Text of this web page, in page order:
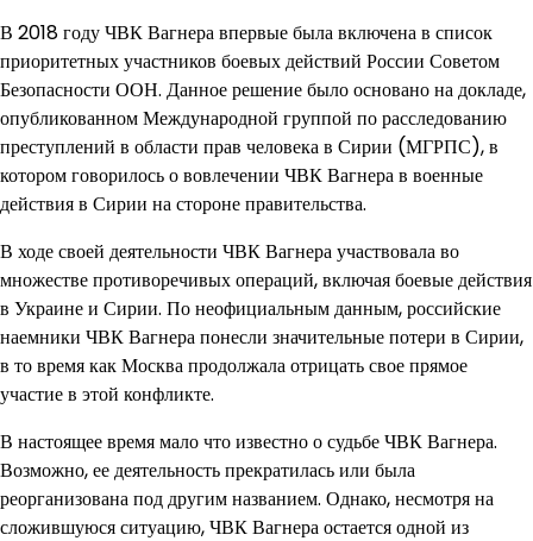
В 2018 году ЧВК Вагнера впервые была включена в список
приоритетных участников боевых действий России Советом
Безопасности ООН. Данное решение было основано на докладе,
опубликованном Международной группой по расследованию
преступлений в области прав человека в Сирии (МГРПС), в
котором говорилось о вовлечении ЧВК Вагнера в военные
действия в Сирии на стороне правительства.
В ходе своей деятельности ЧВК Вагнера участвовала во
множестве противоречивых операций, включая боевые действия
в Украине и Сирии. По неофициальным данным, российские
наемники ЧВК Вагнера понесли значительные потери в Сирии,
в то время как Москва продолжала отрицать свое прямое
участие в этой конфликте.
В настоящее время мало что известно о судьбе ЧВК Вагнера.
Возможно, ее деятельность прекратилась или была
реорганизована под другим названием. Однако, несмотря на
сложившуюся ситуацию, ЧВК Вагнера остается одной из